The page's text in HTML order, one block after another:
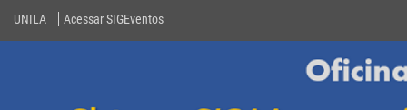
UNILA Acessar SIGEventos